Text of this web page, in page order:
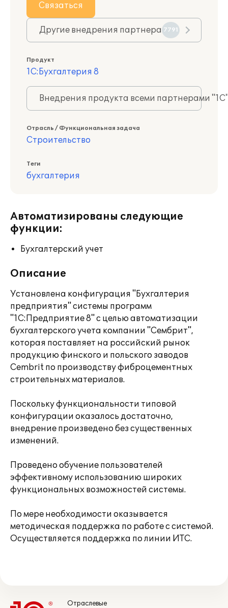
Связаться
Другие внедрения партнера 7791
Продукт
1С:Бухгалтерия 8
Внедрения продукта всеми партнерами
Отрасль / Функциональная задача
Строительство
Теги
бухгалтерия
Автоматизированы следующие
функции:
Бухгалтерский учет
Описание
Установлена конфигурация "Бухгалтерия
предприятия" системы программ
"1С:Предприятие 8" с целью автоматизации
бухгалтерского учета компании "Сембрит",
которая поставляет на российский рынок
продукцию финского и польского заводов
Cembrit по производству фиброцементных
строительных материалов.
Поскольку функциональности типовой
конфигурации оказалось достаточно,
внедрение произведено без существенных
изменений.
Проведено обучение пользователей
эффективному использованию широких
функциональных возможностей системы.
По мере необходимости оказывается
методическая поддержка по работе с системой.
Осуществляется поддержка по линии ИТС.
Отраслевые